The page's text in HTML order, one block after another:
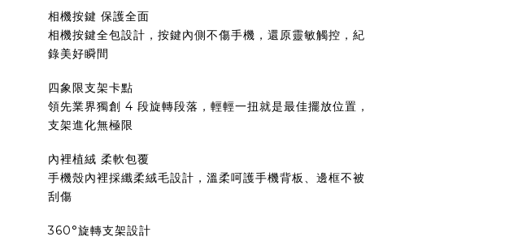
相機按鍵 保護全面
相機按鍵全包設計，按鍵內側不傷手機，還原靈敏觸控，紀
錄美好瞬間
四象限支架卡點
領先業界獨創 4 段旋轉段落，輕輕一扭就是最佳擺放位置，
支架進化無極限
內裡植絨 柔軟包覆
手機殼內裡採纖柔絨毛設計，溫柔呵護手機背板、邊框不被
刮傷
360°旋轉支架設計